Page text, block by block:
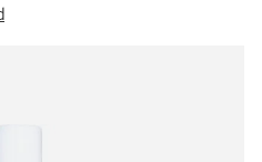
AAN
gekocht met